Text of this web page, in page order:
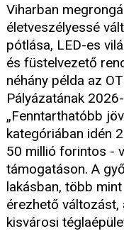
Viharban
életveszélyessé
pótlása, LED-es
és füstelvezető
néhány példa az
Pályázatának
„Fenntarthatóbb
kategóriában idén
50 millió forintos -
támogatáson. A
lakásban, több
érezhető
kisvárosi